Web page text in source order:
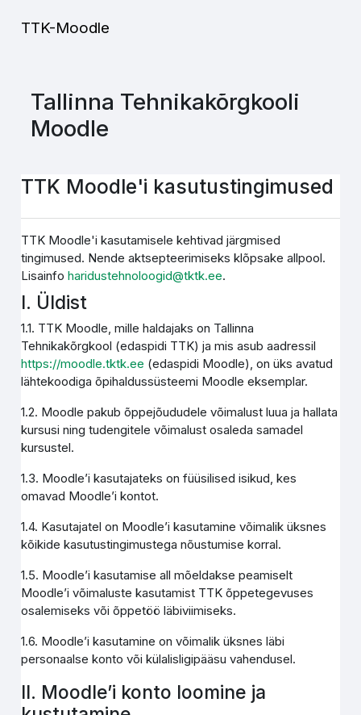
TTK-Moodle
Tallinna Tehnikakõrgkooli
Moodle
TTK Moodle'i kasutustingimused
TTK Moodle'i kasutamisele kehtivad järgmised
tingimused. Nende aktsepteerimiseks klõpsake allpool.
Lisainfoharidustehnoloogid@tktk.ee.
I. Üldist
1.1. TTK Moodle, mille haldajaks on Tallinna
Tehnikakõrgkool (edaspidi TTK) ja mis asub aadressil
https://moodle.tktk.ee (edaspidi Moodle), on üks avatud
lähtekoodiga õpihaldussüsteemi Moodle eksemplar.
1.2. Moodle pakub õppejõududele võimalust luua ja hallata
kursusi ning tudengitele võimalust osaleda samadel
kursustel.
1.3. Moodle’i kasutajateks on füüsilised isikud, kes
omavad Moodle’i kontot.
1.4. Kasutajatel on Moodle’i kasutamine võimalik üksnes
kõikide kasutustingimustega nõustumise korral.
1.5. Moodle’i kasutamise all mõeldakse peamiselt
Moodle’i võimaluste kasutamist TTK õppetegevuses
osalemiseks või õppetöö läbiviimiseks.
1.6. Moodle’i kasutamine on võimalik üksnes läbi
personaalse konto või külalisligipääsu vahendusel.
II. Moodle’i konto loomine ja